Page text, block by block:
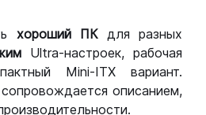
хороший ПКдля разных
Ultra-настроек, рабочая
Mini-ITX вариант.
описанием,